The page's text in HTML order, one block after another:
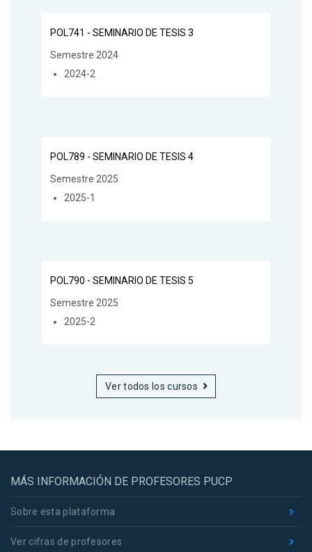
POL741 - SEMINARIO DE TESIS 3
Semestre 2024
2024-2
POL789 - SEMINARIO DE TESIS 4
Semestre 2025
2025-1
POL790 - SEMINARIO DE TESIS 5
Semestre 2025
2025-2
Ver todos los cursos
MÁS INFORMACIÓN DE PROFESORES PUCP
Sobre esta plataforma
Ver cifras de profesores